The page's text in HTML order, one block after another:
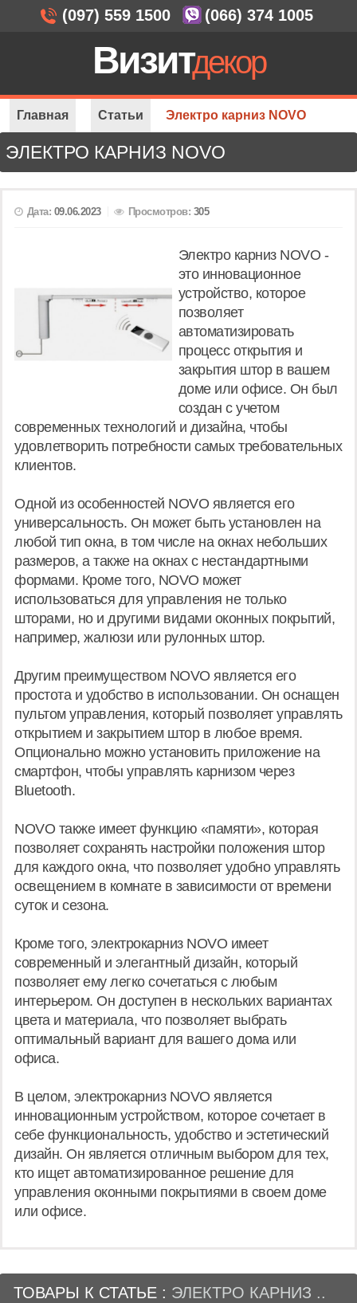
ЭЛЕКТРО КАРНИЗ NOVO
Дата: 09.06.2023 Просмотров: 305
Электро карниз NOVO -
это инновационное
устройство, которое
позволяет
автоматизировать
процесс открытия и
закрытия штор в вашем
доме или офисе. Он был
создан с учетом
современных технологий и дизайна, чтобы
удовлетворить потребности самых требовательных
клиентов.
Одной из особенностей NOVO является его
универсальность. Он может быть установлен на
любой тип окна, в том числе на окнах небольших
размеров, а также на окнах с нестандартными
формами. Кроме того, NOVO может
использоваться для управления не только
шторами, но и другими видами оконных покрытий,
например, жалюзи или рулонных штор.
Другим преимуществом NOVO является его
простота и удобство в использовании. Он оснащен
пультом управления, который позволяет управлять
открытием и закрытием штор в любое время.
Опционально можно установить приложение на
смартфон, чтобы управлять карнизом через
Bluetooth.
NOVO также имеет функцию «памяти», которая
позволяет сохранять настройки положения штор
для каждого окна, что позволяет удобно управлять
освещением в комнате в зависимости от времени
суток и сезона.
Кроме того, электрокарниз NOVO имеет
современный и элегантный дизайн, который
позволяет ему легко сочетаться с любым
интерьером. Он доступен в нескольких вариантах
цвета и материала, что позволяет выбрать
оптимальный вариант для вашего дома или
офиса.
В целом, электрокарниз NOVO является
инновационным устройством, которое сочетает в
себе функциональность, удобство и эстетический
дизайн. Он является отличным выбором для тех,
кто ищет автоматизированное решение для
управления оконными покрытиями в своем доме
или офисе.
ТОВАРЫ К СТАТЬЕ : ЭЛЕКТРО КАРНИЗ ..
Главная Статьи Электро карниз NOVO
(097) 559 1500 (066) 374 1005
Визитдекор